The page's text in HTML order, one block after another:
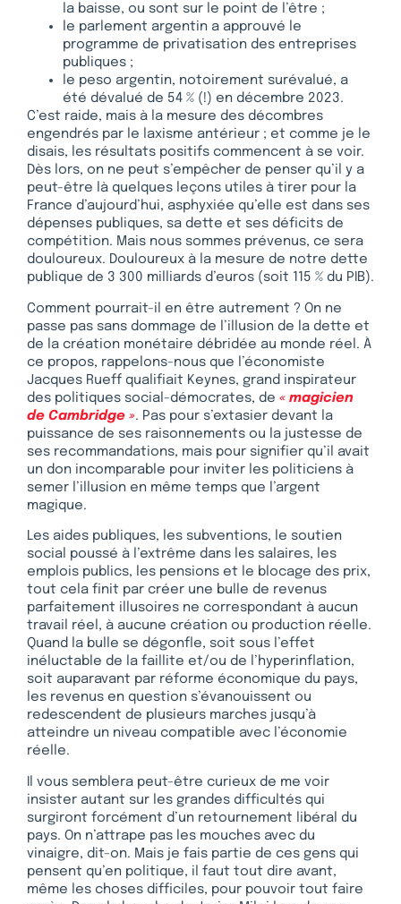
la baisse, ou sont sur le point de l’être ;
le parlement argentin a approuvé le
programme de privatisation des entreprises
publiques ;
le peso argentin, notoirement surévalué, a
été dévalué de 54 % (!) en décembre 2023.
C’est raide, mais à la mesure des décombres
engendrés par le laxisme antérieur ; et comme je le
disais, les résultats positifs commencent à se voir.
Dès lors, on ne peut s’empêcher de penser qu’il y a
peut-être là quelques leçons utiles à tirer pour la
France d’aujourd’hui, asphyxiée qu’elle est dans ses
dépenses publiques, sa dette et ses déficits de
compétition. Mais nous sommes prévenus, ce sera
douloureux. Douloureux à la mesure de notre dette
publique de 3 300 milliards d’euros (soit 115 % du PIB).
Comment pourrait-il en être autrement ? On ne
passe pas sans dommage de l’illusion de la dette et
de la création monétaire débridée au monde réel. À
ce propos, rappelons-nous que l’économiste
Jacques Rueff qualifiait Keynes, grand inspirateur
des politiques social-démocrates, de « magicien
de Cambridge ». Pas pour s’extasier devant la
puissance de ses raisonnements ou la justesse de
ses recommandations, mais pour signifier qu’il avait
un don incomparable pour inviter les politiciens à
semer l’illusion en même temps que l’argent
magique.
Les aides publiques, les subventions, le soutien
social poussé à l’extrême dans les salaires, les
emplois publics, les pensions et le blocage des prix,
tout cela finit par créer une bulle de revenus
parfaitement illusoires ne correspondant à aucun
travail réel, à aucune création ou production réelle.
Quand la bulle se dégonfle, soit sous l’effet
inéluctable de la faillite et/ou de l’hyperinflation,
soit auparavant par réforme économique du pays,
les revenus en question s’évanouissent ou
redescendent de plusieurs marches jusqu’à
atteindre un niveau compatible avec l’économie
réelle.
Il vous semblera peut-être curieux de me voir
insister autant sur les grandes difficultés qui
surgiront forcément d’un retournement libéral du
pays. On n’attrape pas les mouches avec du
vinaigre, dit-on. Mais je fais partie de ces gens qui
pensent qu’en politique, il faut tout dire avant,
même les choses difficiles, pour pouvoir tout faire